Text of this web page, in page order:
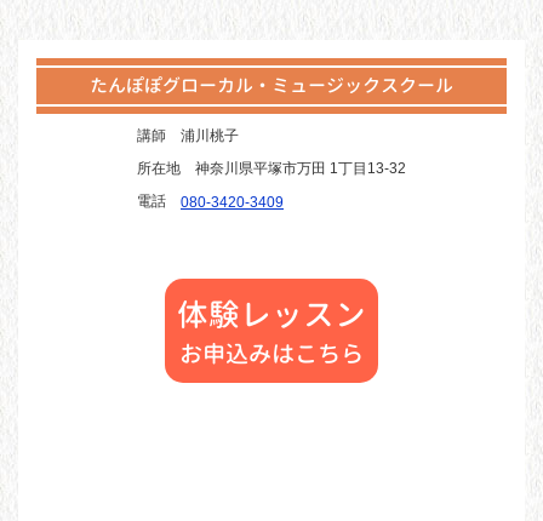
たんぽぽグローカル・ミュージックスクール
講師
浦川桃子
所在地
神奈川県平塚市万田 1丁目13-32
電話
080-3420-3409
体験レッスン
お申込みはこちら